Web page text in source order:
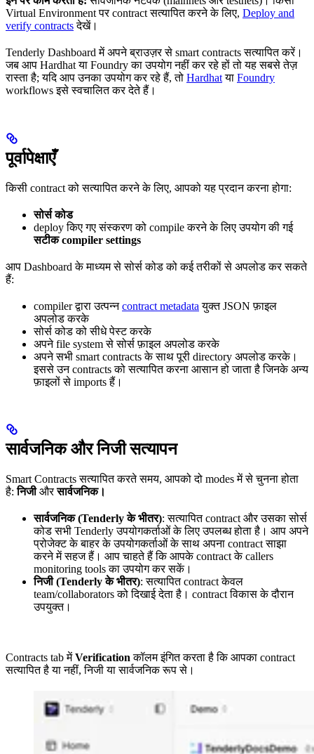
Virtual Environment पर contract सत्यापित करने के लिए, Deploy and
verify contractsदेखें।
Tenderly Dashboard में अपने ब्राउज़र से smart contracts सत्यापित करें।
जब आप Hardhat या Foundry का उपयोग नहीं कर रहे हों तो यह सबसे तेज़
रास्ता है; यदि आप उनका उपयोग कर रहे हैं, तो Hardhatया Foundry
workflows इसे स्वचालित कर देते हैं।
पूर्वापेक्षाएँ
किसी contract को सत्यापित करने के लिए, आपको यह प्रदान करना होगा:
सोर्स कोड
deploy किए गए संस्करण को compile करने के लिए उपयोग की गई
सटीक compiler settings
आप Dashboard के माध्यम से सोर्स कोड को कई तरीकों से अपलोड कर सकते
हैं:
compiler द्वारा उत्पन्नcontract metadata युक्त JSON फ़ाइल
अपलोड करके
सोर्स कोड को सीधे पेस्ट करके
अपने file system से सोर्स फ़ाइल अपलोड करके
अपने सभी smart contracts के साथ पूरी directory अपलोड करके।
इससे उन contracts को सत्यापित करना आसान हो जाता है जिनके अन्य
फ़ाइलों से imports हैं।
सार्वजनिक और निजी सत्यापन
Smart Contracts सत्यापित करते समय, आपको दो modes में से चुनना होता
है:निजीऔरसार्वजनिक।
सार्वजनिक (Tenderly के भीतर): सत्यापित contract और उसका सोर्स
कोड सभी Tenderly उपयोगकर्ताओं के लिए उपलब्ध होता है। आप अपने
प्रोजेक्ट के बाहर के उपयोगकर्ताओं के साथ अपना contract साझा
करने में सहज हैं। आप चाहते हैं कि आपके contract के callers
monitoring tools का उपयोग कर सकें।
निजी (Tenderly के भीतर): सत्यापित contract केवल
team/collaborators को दिखाई देता है। contract विकास के दौरान
उपयुक्त।
Contracts tab मेंVerificationकॉलम इंगित करता है कि आपका contract
सत्यापित है या नहीं, निजी या सार्वजनिक रूप से।